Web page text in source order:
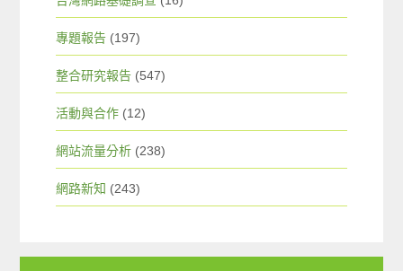
專題報告 (197)
整合研究報告 (547)
活動與合作 (12)
網站流量分析 (238)
網路新知 (243)